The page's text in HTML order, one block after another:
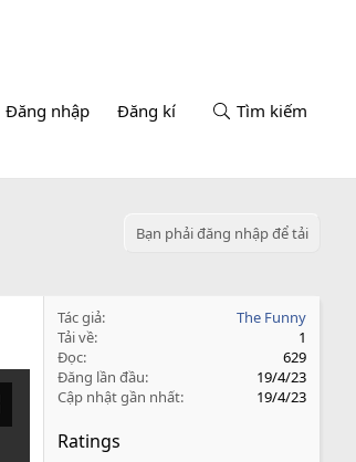
Đăng nhập Đăng kí Tìm kiếm
Bạn phải đăng nhập để tải
Tác giả
The Funny
Tải về
1
Đọc
629
Đăng lần đầu
19/4/23
Cập nhật gần nhất
19/4/23
Ratings